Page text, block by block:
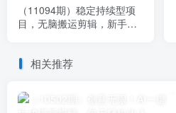
（11094期）稳定持续型项
目，无脑搬运剪辑，新手每
相关推荐